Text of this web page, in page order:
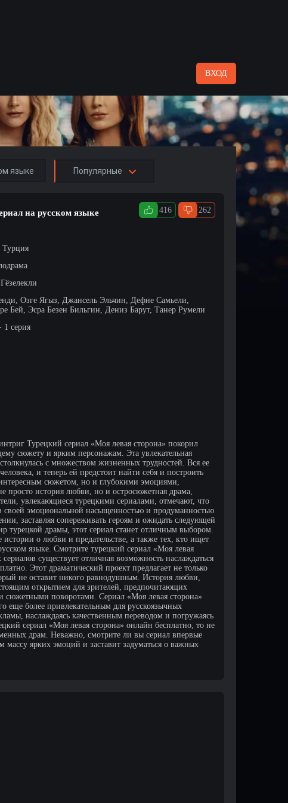
ВХОД
языке Популярные
на русском языке 416 262
Турция
Озге Ягыз, Джансель Эльчин, Дефне Самьели,
Бей, Эсра Безен Бильгин, Дениз Барут, Танер Румели
1 серия
Турецкий сериал «Моя левая сторона» покорил
сюжету и ярким персонажам. Эта увлекательная
с множеством жизненных трудностей. Вся ее
и теперь ей предстоит найти себя и построить
сюжетом, но и глубокими эмоциями,
просто история любви, но и остросюжетная драма,
увлекающиеся турецкими сериалами, отмечают, что
своей эмоциональной насыщенностью и продуманностью
заставляя сопереживать героям и ожидать следующей
турецкой драмы, этот сериал станет отличным выбором.
о любви и предательстве, а также тех, кто ищет
языке. Смотрите турецкий сериал «Моя левая
существует отличная возможность наслаждаться
Этот драматический проект предлагает не только
не оставит никого равнодушным. История любви,
открытием для зрителей, предпочитающих
поворотами. Сериал «Моя левая сторона»
еще более привлекательным для русскоязычных
наслаждаясь качественным переводом и погружаясь
сериал «Моя левая сторона» онлайн бесплатно, то не
драм. Неважно, смотрите ли вы сериал впервые
ярких эмоций и заставит задуматься о важных